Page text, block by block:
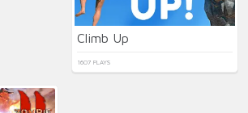
Climb Up
1607 PLAYS